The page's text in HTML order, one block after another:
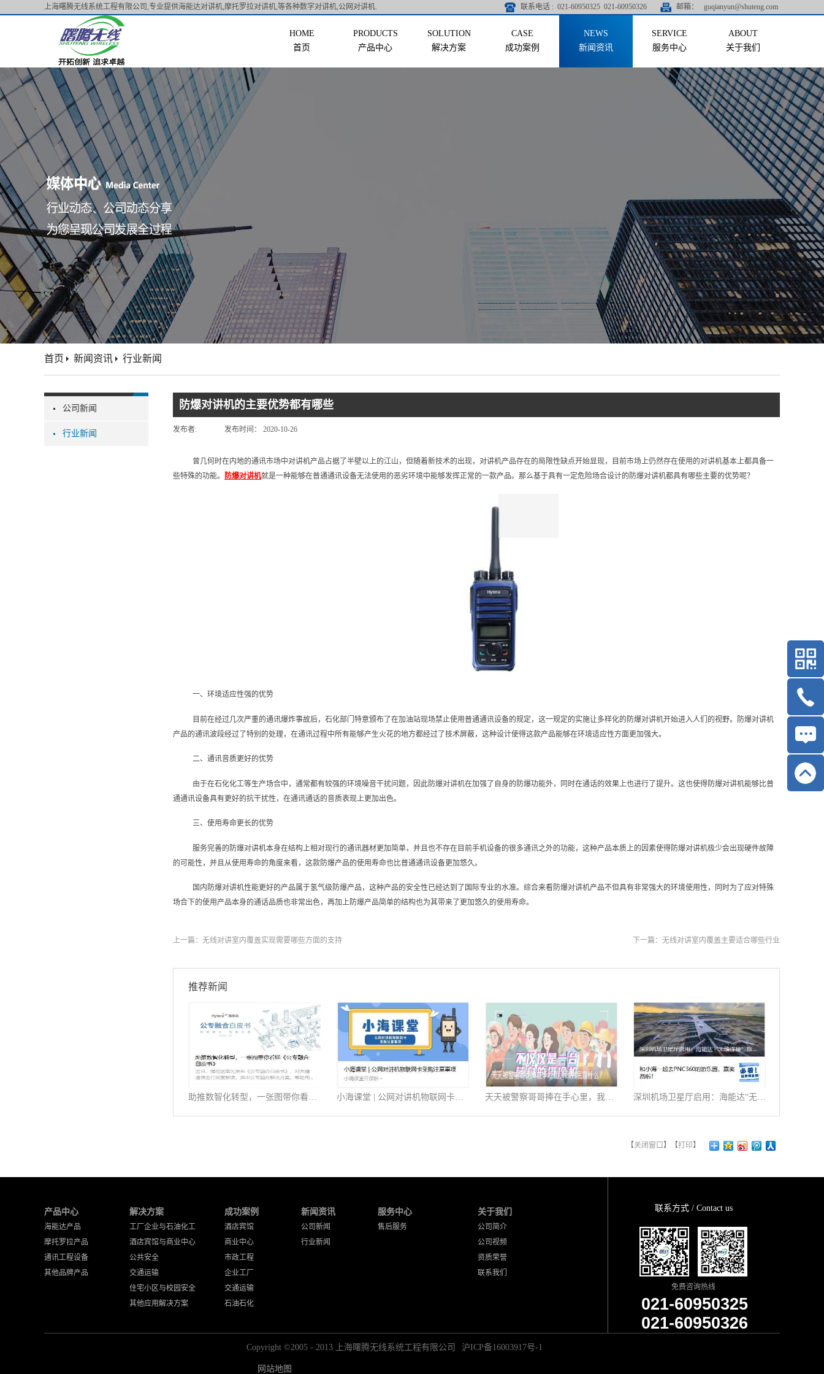
上海曙腾无线系统工程有限公司,专业提供海能达对讲机,摩托罗拉对讲机,等各种数字对讲机,公网对讲机. 联系电话 : 021-60950325 021-60950326 邮箱： guqianyun@shuteng.com
首页 产品中心 解决方案 成功案例 新闻资讯 服务中心 关于我们
公司新闻
行业新闻
首页 新闻资讯 行业新闻
防爆对讲机的主要优势都有哪些
发布者: 发布时间： 2020-10-26
曾几何时在内地的通讯市场中对讲机产品占据了半壁以上的江山，但随着新技术的出现，对讲机产品存在的局限性缺点开始显现，目前市场上仍然存在使用的对讲机基本上都具备一
些特殊的功能。
防爆对讲机就是一种能够在普通通讯设备无法使用的恶劣环境中能够发挥正常的一款产品。那么基于具有一定危险场合设计的防爆对讲机都具有哪些主要的优势呢？
一、环境适应性强的优势
目前在经过几次严重的通讯爆炸事故后，石化部门特意颁布了在加油站现场禁止使用普通通讯设备的规定，这一规定的实施让多样化的防爆对讲机开始进入人们的视野。防爆对讲机
产品的通讯波段经过了特别的处理，在通讯过程中所有能够产生火花的地方都经过了技术屏蔽，这种设计使得这款产品能够在环境适应性方面更加强大。
二、通讯音质更好的优势
由于在石化化工等生产场合中，通常都有较强的环境噪音干扰问题，因此防爆对讲机在加强了自身的防爆功能外，同时在通话的效果上也进行了提升。这也使得防爆对讲机能够比普
通通讯设备具有更好的抗干扰性，在通讯通话的音质表现上更加出色。
三、使用寿命更长的优势
服务完善的防爆对讲机本身在结构上相对现行的通讯器材更加简单，并且也不存在目前手机设备的很多通讯之外的功能，这种产品本质上的因素使得防爆对讲机极少会出现硬件故障
的可能性，并且从使用寿命的角度来看，这款防爆产品的使用寿命也比普通通讯设备更加悠久。
国内防爆对讲机性能更好的产品属于氢气级防爆产品，这种产品的安全性已经达到了国际专业的水准。综合来看防爆对讲机产品不但具有非常强大的环境使用性，同时为了应对特殊
场合下的使用产品本身的通话品质也非常出色，再加上防爆产品简单的结构也为其带来了更加悠久的使用寿命。
上一篇： 无线对讲室内覆盖实现需要哪些方面的支持 下一篇： 无线对讲室内覆盖主要适合哪些行业
推荐新闻
助推数智化转型，一张图带你看懂《公专融合白皮书》 小海课堂 | 公网对讲机物联网卡采购注意事项 天天被警察哥哥捧在手心里，我到底靠什么？ 深圳机场卫星厅启用：海能达“无缝连接”旅客行程
【关闭窗口 】【打印】
产品中心
海能达产品
摩托罗拉产品
通讯工程设备
其他品牌产品
解决方案
工厂企业与石油化工
酒店宾馆与商业中心
公共安全
交通运输
住宅小区与校园安全
其他应用解决方案
成功案例
酒店宾馆
商业中心
市政工程
企业工厂
交通运输
石油石化
新闻资讯
公司新闻
行业新闻
服务中心
售后服务
关于我们
公司简介
公司视频
资质荣誉
联系我们
联系方式 / Contact us
免费咨询热线
021-60950325
021-60950326
Copyright ©2005 - 2013 上海曙腾无线系统工程有限公司 沪ICP备16003917号-1
网站地图